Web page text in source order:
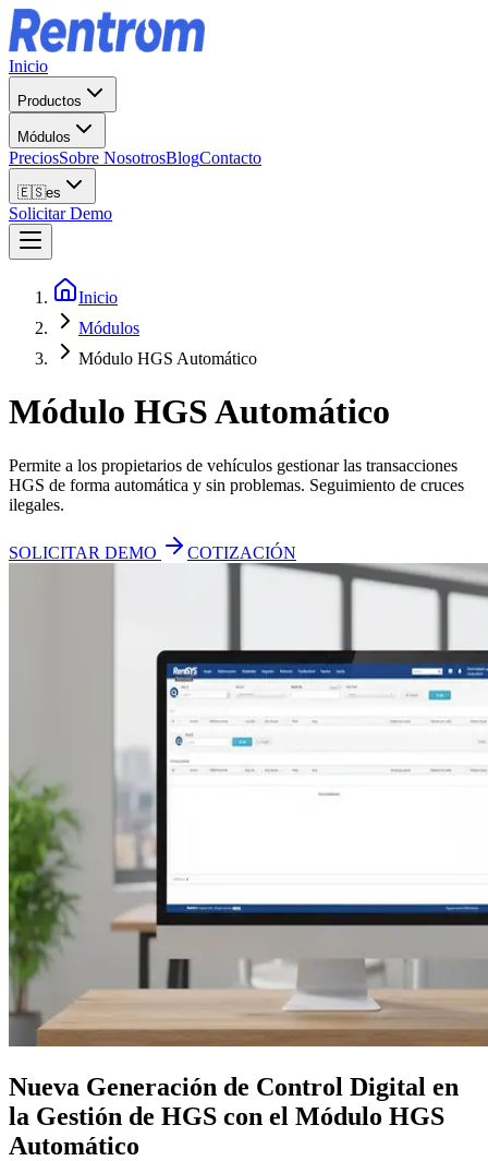
Inicio
Productos
Módulos
PreciosSobre NosotrosBlogContacto
🇪🇸es
Solicitar Demo
Inicio
Módulos
Módulo HGS Automático
Módulo HGS Automático
Permite a los propietarios de vehículos gestionar las transacciones
HGS de forma automática y sin problemas. Seguimiento de cruces
ilegales.
SOLICITAR DEMO COTIZACIÓN
Nueva Generación de Control Digital en
la Gestión de HGS con el Módulo HGS
Automático